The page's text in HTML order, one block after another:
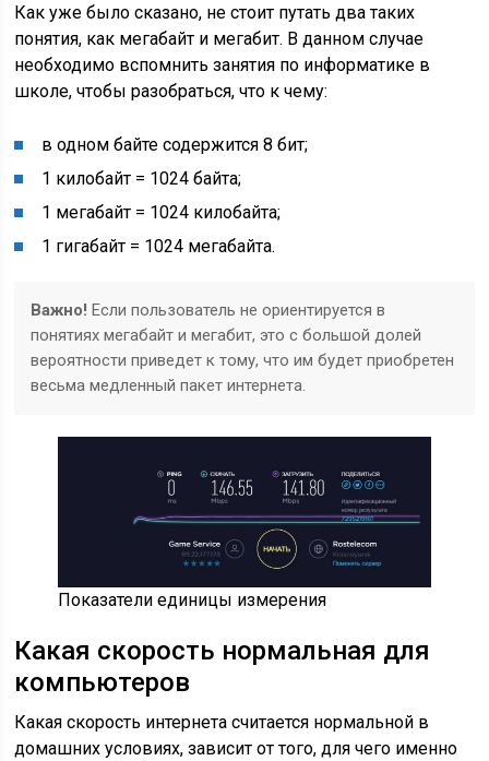
Как уже было сказано, не стоит путать два таких
понятия, как мегабайт и мегабит. В данном случае
необходимо вспомнить занятия по информатике в
школе, чтобы разобраться, что к чему:
в одном байте содержится 8 бит;
1 килобайт = 1024 байта;
1 мегабайт = 1024 килобайта;
1 гигабайт = 1024 мегабайта.
Важно! Если пользователь не ориентируется в
понятиях мегабайт и мегабит, это с большой долей
вероятности приведет к тому, что им будет приобретен
весьма медленный пакет интернета.
Показатели единицы измерения
Какая скорость нормальная для
компьютеров
Какая скорость интернета считается нормальной в
домашних условиях, зависит от того, для чего именно